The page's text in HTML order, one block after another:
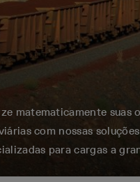
matematicamente suas
com nossas
para cargas a